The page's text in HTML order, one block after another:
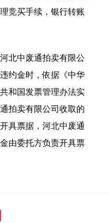
竞买手续，银行转账
北中废通拍卖有限公
约金时，依据《中华
和国发票管理办法实
拍卖有限公司收取的
具票据，河北中废通
由委托方负责开具票